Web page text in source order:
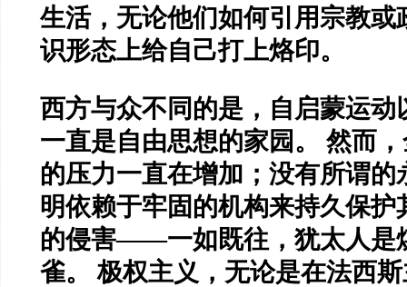
生活，无论他们如何引用宗教或
识形态上给自己打上烙印。
西方与众不同的是，自启蒙运动
一直是自由思想的家园。 然而
的压力一直在增加；没有所谓的
明依赖于牢固的机构来持久保护
的侵害——一如既往，犹太人是
雀。 极权主义，无论是在法西